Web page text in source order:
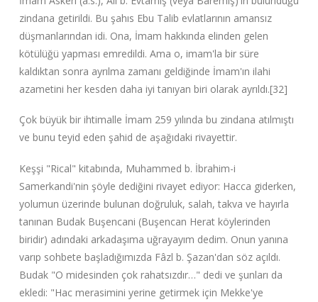
zindana getirildi. Bu şahıs Ebu Talib evlatlarının amansız
düşmanlarından idi. Ona, İmam hakkında elinden gelen
kötülüğü yapması emredildi. Ama o, imam'la bir süre
kaldıktan sonra ayrılma zamanı geldiğinde İmam'ın ilahi
azametini her kesden daha iyi tanıyan biri olarak ayrıldı.[32]
Çok büyük bir ihtimalle İmam 259 yılında bu zindana atılmıştı
ve bunu teyid eden şahid de aşağıdaki rivayettir.
Keşşi "Rical" kitabında, Muhammed b. İbrahim-i
Samerkandi'nin şöyle dediğini rivayet ediyor: Hacca giderken,
yolumun üzerinde bulunan doğruluk, salah, takva ve hayırla
tanınan Budak Buşencani (Buşencan Herat köylerinden
biridir) adındaki arkadaşıma uğrayayım dedim. Onun yanına
varıp sohbete başladığımızda Fâzl b. Şazan'dan söz açıldı.
Budak "O midesinden çok rahatsızdır…" dedi ve şunları da
ekledi: "Hac merasimini yerine getirmek için Mekke'ye